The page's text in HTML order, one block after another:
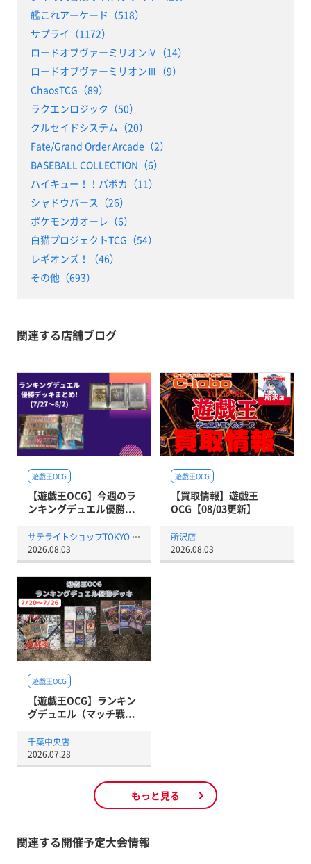
艦これアーケード（518）
サプライ（1172）
ロードオブヴァーミリオンⅣ（14）
ロードオブヴァーミリオンⅢ（9）
ChaosTCG（89）
ラクエンロジック（50）
クルセイドシステム（20）
Fate/Grand Order Arcade（2）
BASEBALL COLLECTION（6）
ハイキュー！！バボカ（11）
シャドウバース（26）
ポケモンガオーレ（6）
白猫プロジェクトTCG（54）
レギオンズ！（46）
その他（693）
関連する店舗ブログ
遊戯王OCG
【遊戯王OCG】今週のラ
ンキングデュエル優勝...
サテライトショップTOKYO 秋葉原店
2026.08.03
遊戯王OCG
【買取情報】遊戯王
OCG【08/03更新】
所沢店
2026.08.03
遊戯王OCG
【遊戯王OCG】ランキン
グデュエル（マッチ戦...
千葉中央店
2026.07.28
もっと見る
関連する開催予定大会情報